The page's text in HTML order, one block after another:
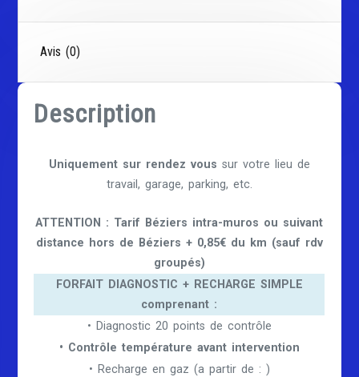
Avis (0)
Description
Uniquement sur rendez vous sur votre lieu de
travail, garage, parking, etc.
ATTENTION : Tarif Béziers intra-muros ou suivant
distance hors de Béziers + 0,85€ du km (sauf rdv
groupés)
FORFAIT DIAGNOSTIC + RECHARGE SIMPLE
comprenant :
• Diagnostic 20 points de contrôle
• Contrôle température avant intervention
• Recharge en gaz (a partir de : )